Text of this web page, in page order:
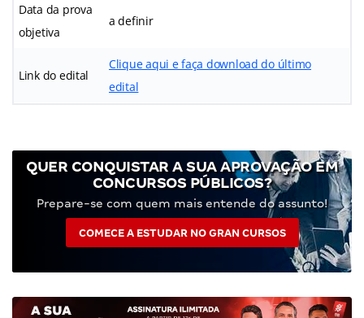
Data da prova
objetiva
a definir
Link do edital
Clique aqui e faça download do último
edital
QUER CONQUISTAR A SUA APROVAÇÃO EM
CONCURSOS PÚBLICOS?
Prepare-se com quem mais entende do assunto!
COMECE A ESTUDAR NO GRAN CURSOS